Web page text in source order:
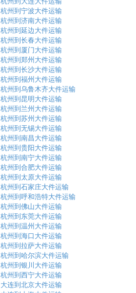
杭州到宁波大件运输
杭州到济南大件运输
杭州到延边大件运输
杭州到长春大件运输
杭州到厦门大件运输
杭州到郑州大件运输
杭州到长沙大件运输
杭州到福州大件运输
杭州到乌鲁木齐大件运输
杭州到昆明大件运输
杭州到兰州大件运输
杭州到苏州大件运输
杭州到无锡大件运输
杭州到南昌大件运输
杭州到贵阳大件运输
杭州到南宁大件运输
杭州到合肥大件运输
杭州到太原大件运输
杭州到石家庄大件运输
杭州到呼和浩特大件运输
杭州到佛山大件运输
杭州到东莞大件运输
杭州到温州大件运输
杭州到海口大件运输
杭州到拉萨大件运输
杭州到哈尔滨大件运输
杭州到银川大件运输
杭州到西宁大件运输
大连到北京大件运输